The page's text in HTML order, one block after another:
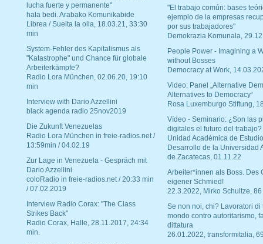
lucha fuerte y permanente"
hala bedi. Arabako Komunikabide
Librea / Suelta la olla, 18.03.21, 33:30
min
System-Fehler des Kapitalismus als
"Katastrophe" und Chance für globale
Arbeiterkämpfe?
Radio Lora München, 02.06.20, 19:10
min
Interview with Dario Azzellini
black agenda radio 25nov2019
Die Zukunft Venezuelas
Radio Lora München in freie-radios.net /
13:59min / 04.02.19
Zur Lage in Venezuela - Gespräch mit
Dario Azzellini
coloRadio in freie-radios.net / 20:33 min
/ 07.02.2019
Interview Radio Corax: "The Class
Strikes Back"
Radio Corax, Halle, 28.11.2017, 24:34
min.
"El trabajo común: bases
ejemplo de la empresas
por sus trabajadores"
Demokrazia Komunala,
People Power - Imagining a
without Bosses
Democracy at Work,
Video: Panel „Alternative
Alternatives to Democracy“
Rosa Luxemburgo Stiftung,
Vídeo - Seminario: ¿Son las
digitales el futuro del trabajo?
Unidad Académica de
Desarrollo de la Universidad
de Zacatecas, 01.11.22
Arbeiter*innen als Boss. Des
eigener Schmied!
22.3.2022, Mirko Schultze, 86
Se non noi, chi? Lavoratori di
mondo contro autoritarismo,
dittatura
26.01.2022, transformitalia,